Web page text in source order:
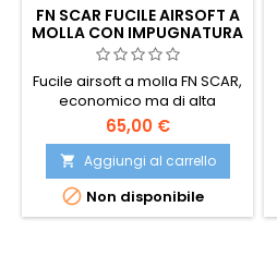
FN SCAR FUCILE AIRSOFT A
MOLLA CON IMPUGNATURA
TATTICA
Fucile airsoft a molla FN SCAR,
economico ma di alta
qualità, con licenza ufficiale.
65,00 €
 Aggiungi al carrello
 Non disponibile